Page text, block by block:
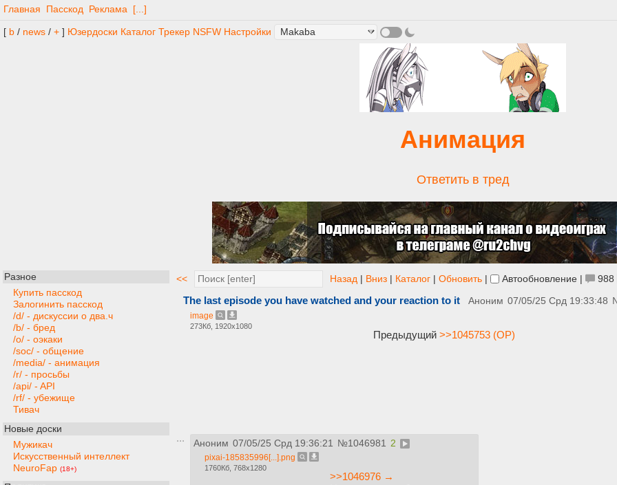
Главная Пасскод Реклама [...]
[ b / news / + ] Юзердоски Каталог Трекер NSFW Настройки
Анимация
Ответить в тред
Разное
Купить пасскод
Залогинить пасскод
/d/ - дискуссии о два.ч
/b/ - бред
/o/ - оэкаки
/soc/ - общение
/media/ - анимация
/r/ - просьбы
/api/ - API
/rf/ - убежище
Тивач
Новые доски
Мужикач
Искусственный интеллект
NeuroFap (18+)
<< Назад | Вниз | Каталог | Обновить | Автообновление | 988
The last episode you have watched and your reaction to it Аноним 07/05/25 Срд 19:33:48
image
273Кб, 1920x1080
Предыдущий >>1045753 (OP)
Аноним 07/05/25 Срд 19:36:21 №1046981 2
pixai-185835996[...].png
1760Кб, 768x1280
>>1046976 →